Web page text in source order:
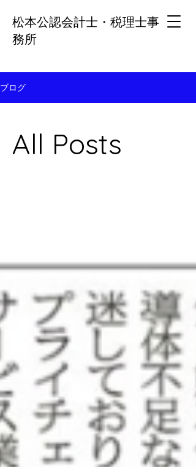
松本公認会計士・税理士事
務所
ブログ
All Posts